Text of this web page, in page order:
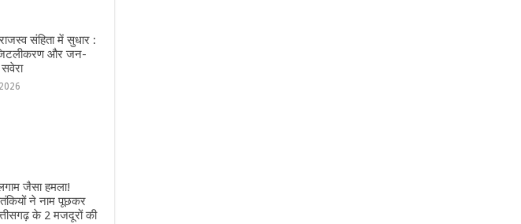
संहिता में सुधार :
और जन-
जैसा हमला!
ने नाम पूछकर
के 2 मजदूरों की